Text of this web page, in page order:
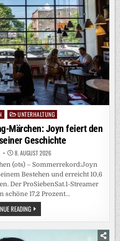
„HEIDIFEST“
FEIERT
HEIDI
KLUM
AM
17.
SEPTEMBER
IHRE
GROSSE P
REMIERE B
EI R
TL U
ND A
UF R
TL+
UNTERHALTUNG
Märchen: Joyn feiert den
Geschichte
8. AUGUST 2026
(ots) – Sommerrekord:Joyn
Bestehen und erreicht 10,6
Der ProSiebenSat.1-Streamer
schöne 17,2 Prozent…
READINGEIN
SOMMER-
STREAMING-
MÄRCHEN: